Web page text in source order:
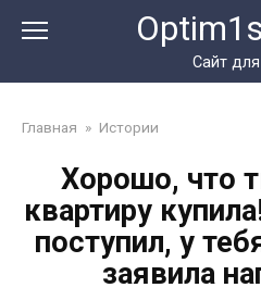
Сайт
Главная » Истории
Хорошо, что
квартиру
поступил, у
заявила